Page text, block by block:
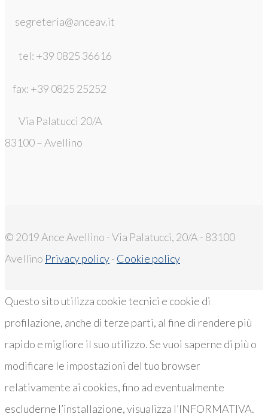
segreteria@anceav.it
tel: +39 0825 36616
fax: +39 0825 25252
Via Palatucci 20/A
83100 – Avellino
© 2019 Ance Avellino - Via Palatucci, 20/A - 83100
Avellino Privacy policy- Cookie policy
Questo sito utilizza cookie tecnici e cookie di
profilazione, anche di terze parti, al fine di rendere più
rapido e migliore il suo utilizzo. Se vuoi saperne di più o
modificare le impostazioni del tuo browser
relativamente ai cookies, fino ad eventualmente
escluderne l’installazione, visualizza l’INFORMATIVA.